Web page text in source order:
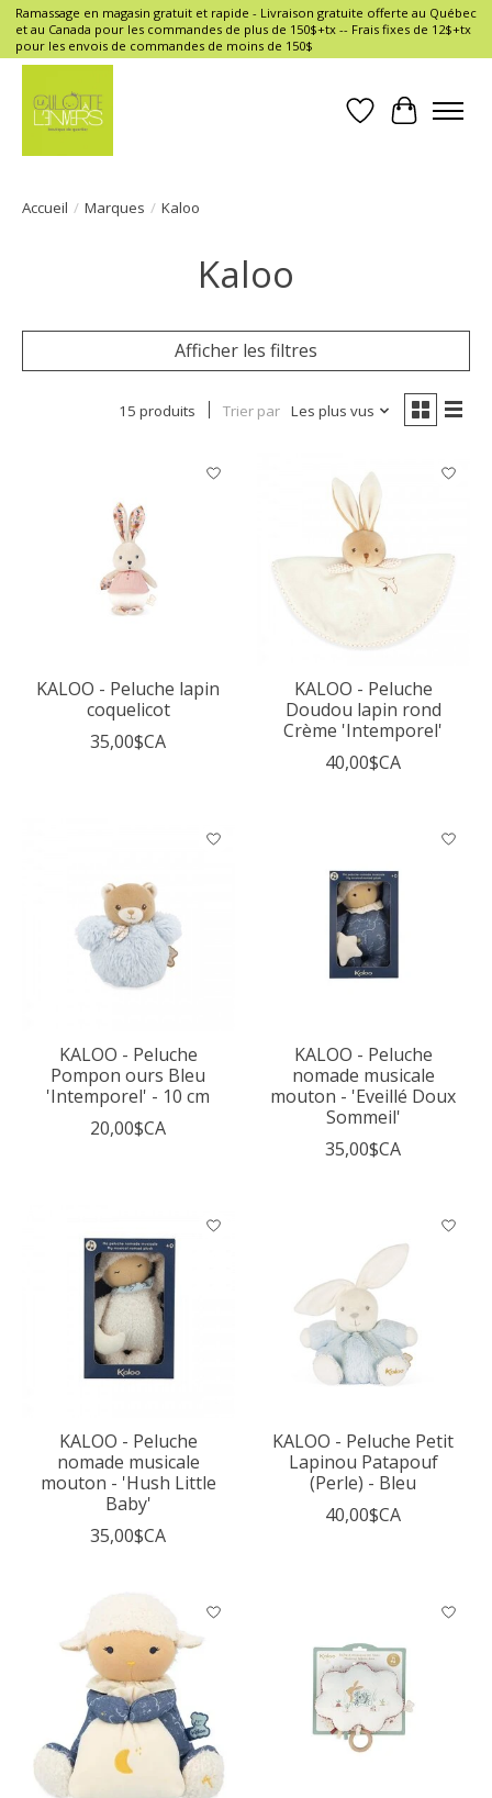
Ramassage en magasin gratuit et rapide - Livraison gratuite offerte au Québec
et au Canada pour les commandes de plus de 150$+tx -- Frais fixes de 12$+tx
pour les envois de commandes de moins de 150$
Liste dePanier
Accueil / Marques / Kaloo
Kaloo
Afficher les filtres
15 produits Trier par Les plus vus
KALOO - Peluche lapin
coquelicot
35,00$CA
KALOO - Peluche
Doudou lapin rond
Crème 'Intemporel'
40,00$CA
KALOO - Peluche
Pompon ours Bleu
'Intemporel' - 10 cm
20,00$CA
KALOO - Peluche
nomade musicale
mouton - 'Eveillé Doux
Sommeil'
35,00$CA
KALOO - Peluche
nomade musicale
mouton - 'Hush Little
Baby'
35,00$CA
KALOO - Peluche Petit
Lapinou Patapouf
(Perle) - Bleu
40,00$CA